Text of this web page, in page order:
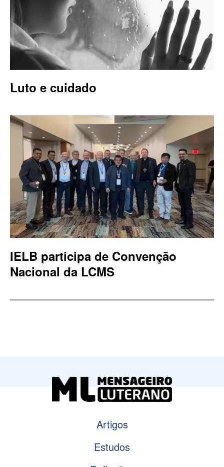
Luto e cuidado
IELB participa de Convenção
Nacional da LCMS
Artigos
Estudos